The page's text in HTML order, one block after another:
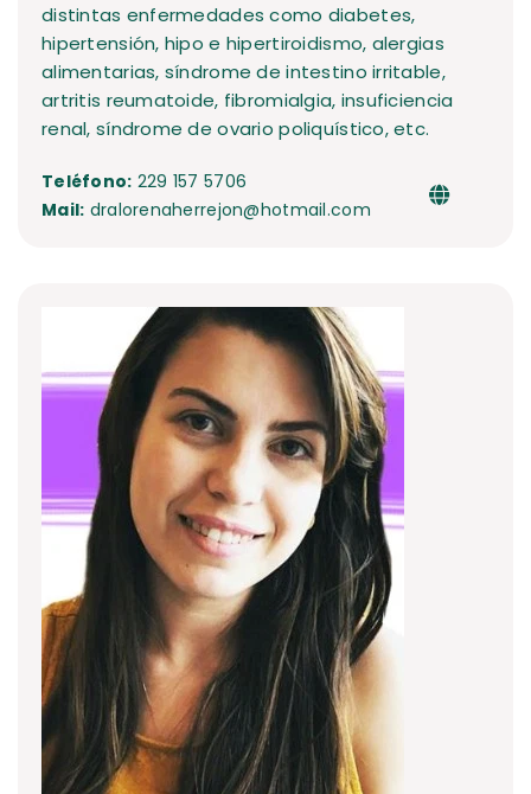
distintas enfermedades como diabetes,
hipertensión, hipo e hipertiroidismo, alergias
alimentarias, síndrome de intestino irritable,
artritis reumatoide, fibromialgia, insuficiencia
renal, síndrome de ovario poliquístico, etc.
Teléfono: 229 157 5706
Mail: dralorenaherrejon@hotmail.com